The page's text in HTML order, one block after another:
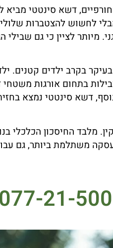
דשא סינטטי מביא
לחשוש להצטברות
לציין כי גם שבילי
בקרב ילדים קטנים.
בתחום אורגות
דשא סינטטי נמצא
מלבד החיסכון הכלכלי
משתלמת ביותר, גם
077-21-